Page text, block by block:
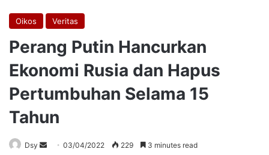
Oikos Veritas
Perang Putin Hancurkan
Ekonomi Rusia dan Hapus
Pertumbuhan Selama 15
Tahun
Dsy
Send03/04/2022 229 3 minutes read